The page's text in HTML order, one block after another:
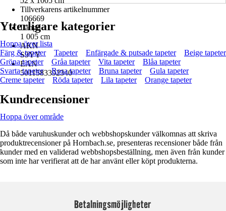
Tillverkarens artikelnummer
106669
Längd
1 005 cm
AKN
S9YY
EAN
5011583392340
Ytterligare kategorier
Hoppa över lista
Färg & tapeter
Tapeter Enfärgade & putsade tapeter
Beige tapeter
Gröna tapeter
Gråa tapeter Vita tapeter
Blåa tapeter
Svarta tapeter
Rosa tapeter Bruna tapeter
Gula tapeter
Creme tapeter
Röda tapeter Lila tapeter Orange tapeter
Kundrecensioner
Hoppa över område
Då både varuhuskunder och webbshopskunder välkomnas att skriva
produktrecensioner på Hornbach.se, presenteras recensioner både från
kunder med en validerad webbshopsbeställning, men även från kunder
som inte har verifierat att de har använt eller köpt produkterna.
Betalningsmöjligheter